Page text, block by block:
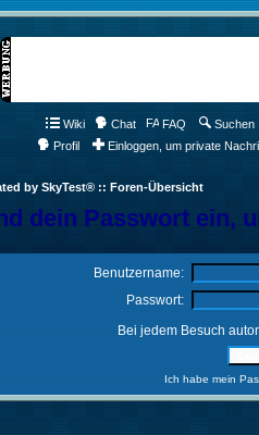
Wiki Chat FAQ Suchen
Profil
Einloggen, um private
by SkyTest® :: Foren-Übersicht
dein Passwort ein,
Benutzername:
Passwort:
Bei jedem Besuch
Ich habe mein